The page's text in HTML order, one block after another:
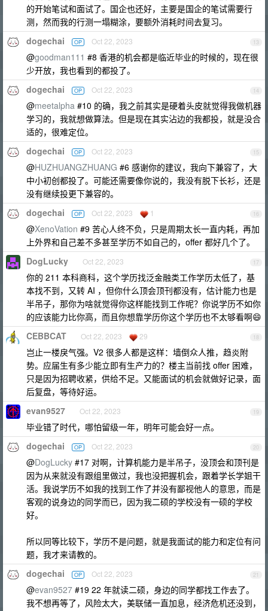
的开始笔试和面试了。国企也还好，主要是国企的笔试需要行
测，然而我的行测一塌糊涂，要额外消耗时间去复习。
13
dogechai OP Oct 22, 2023
@goodman111 #8 香港的机会都是临近毕业的时候的，现在很
少开放，我也看到的都投了。
14
dogechai OP Oct 22, 2023
@meetalpha #10 的确，我之前其实是硬着头皮就觉得我做机器
学习的，我就想做算法。但是现在其实沾边的我都投，就是没合
适的，很难定位。
15
dogechai OP Oct 22, 2023
@HUZHUANGZHUANG #6 感谢你的建议，我向下兼容了，大
中小初创都投了。可能还需要像你说的，我没有脱下长衫，还是
没有继续投更下兼容的。
16
dogechai OP Oct 22, 2023 1
@XenoVation #9 苦心人终不负，只是周期太长一直内耗，再加
上外界和自己差不多甚至学历不如自己的，offer 都好几个了。
17
DogLucky Oct 22, 2023
你的 211 本科商科，这个学历找泛金融类工作学历太低了，基
本找不到，又转 AI ，但你什么顶会顶刊都没有，估计能力也是
半吊子，那你为啥就觉得你这样能找到工作呢？你说学历不如你
的应该能力比你高，而且你想靠学历你这个学历也不太够看啊😄
18
CEBBCAT Oct 22, 2023 29
岂止一楼戾气强。V2 很多人都是这样：墙倒众人推，趋炎附
势。应届生有多少能立即有生产力的？楼主当前找 offer 困难，
只是因为招聘收紧，供给不足。又能面试的机会就做好记录，面
后复盘，等待好运。
19
evan9527 Oct 22, 2023
毕业错了时代，哪怕留级一年，明年可能会好一点。
20
dogechai OP Oct 22, 2023
@DogLucky #17 对啊，计算机能力是半吊子，没顶会和顶刊是
因为从来就没有跟组里做过，我也没把握机会，跟着学长学姐干
活。我说学历不如我的找到工作了并没有鄙视他人的意思，而是
客观的说身边的同学而已，因为我二硕的学校没有一硕的学校
好。
所以同等比较下，学历不是问题，就是我面试的能力和定位有问
题，我才来请教的。
21
dogechai OP Oct 22, 2023
@evan9527 #19 22 年就读二硕，身边的同学都找工作去了。
我不想再等了，风险太大，美联储一直加息，经济危机还没到，